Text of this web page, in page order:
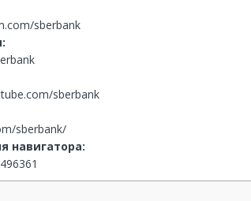
sberbank
sberbank
sberbank/
навигатора: